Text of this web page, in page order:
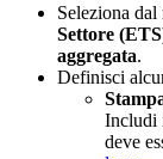
Seleziona dal
Settore
aggregata.
Definisci
Includi
deve